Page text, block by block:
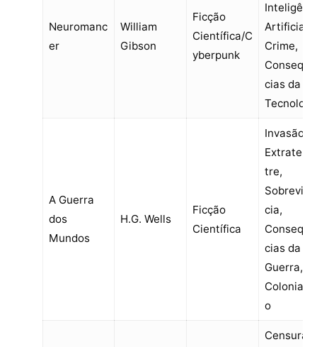
Neuromanc
er
William
Gibson
Ficção
Científica/C
yberpunk
Artificial,
Crime,
cias da
A Guerra
dos
Mundos
H.G. Wells
Ficção
Científica
Invasão
tre,
cia,
cias da
Guerra,
o
Censura,